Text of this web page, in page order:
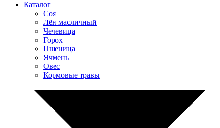
Каталог
Соя
Лён масличный
Чечевица
Горох
Пшеница
Ячмень
Овёс
Кормовые травы